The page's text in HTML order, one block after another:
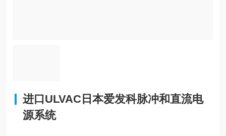
进口ULVAC日本爱发科脉冲和直流电
源系统